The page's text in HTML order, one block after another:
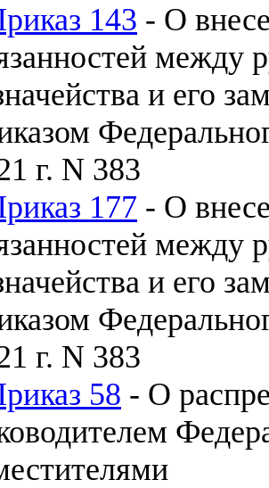
143 - О
между
и его
г. N 383
177 - О
между
и его
г. N 383
58 - О